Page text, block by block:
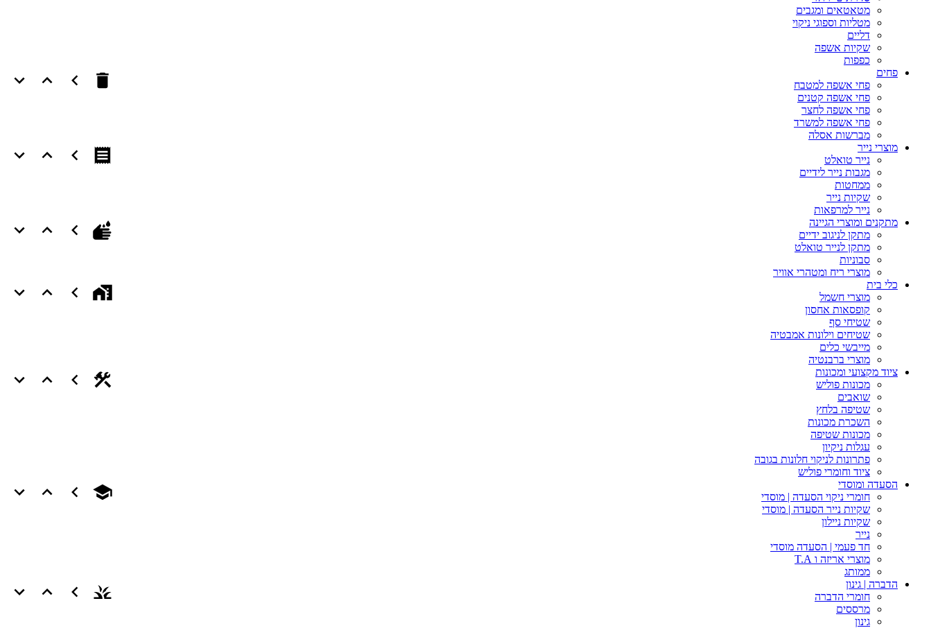
מטאטאים ומגבים
מטליות וספוגי ניקוי
דליים
שקיות אשפה
כפפות
פחים
פחי אשפה למטבח
פחי אשפה קטנים
פחי אשפה לחצר
פחי אשפה למשרד
מברשות אסלה
מוצרי נייר
נייר טואלט
מגבות נייר לידיים
ממחטות
שקיות נייר
נייר למרפאות
מתקנים ומוצרי הגיינה
מתקן לניגוב ידיים
מתקן לנייר טואלט
סבוניות
מוצרי ריח ומטהרי אוויר
כלי בית
מוצרי חשמל
קופסאות אחסון
שטיחי סף
שטיחים וילונות אמבטיה
מייבשי כלים
מוצרי ברבנטיה
ציוד מקצועי ומכונות
מכונות פוליש
שואבים
שטיפה בלחץ
השכרת מכונות
מכונות שטיפה
עגלות ניקיון
פתרונות לניקוי חלונות בגובה
ציוד וחומרי פוליש
הסעדה ומוסדי
חומרי ניקוי הסעדה | מוסדי
שקיות נייר הסעדה | מוסדי
שקיות ניילון
נייר
חד פעמי | הסעדה מוסדי
מוצרי אריזה ו T.A
ממותג
הדברה | גינון
חומרי הדברה
מרססים
גינון